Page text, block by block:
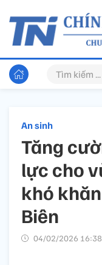
An sinh
Tăng
lực cho
khó
Biên
04/02/2026